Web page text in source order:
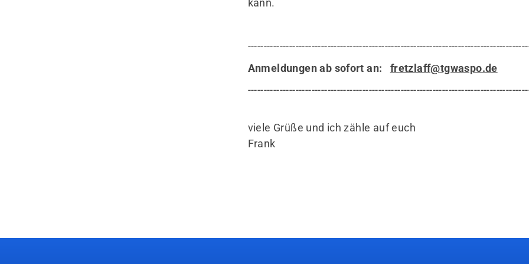
Anmeldungen ab sofort an: fretzlaff@tgwaspo.de
viele Grüße und ich zähle auf euch
Frank